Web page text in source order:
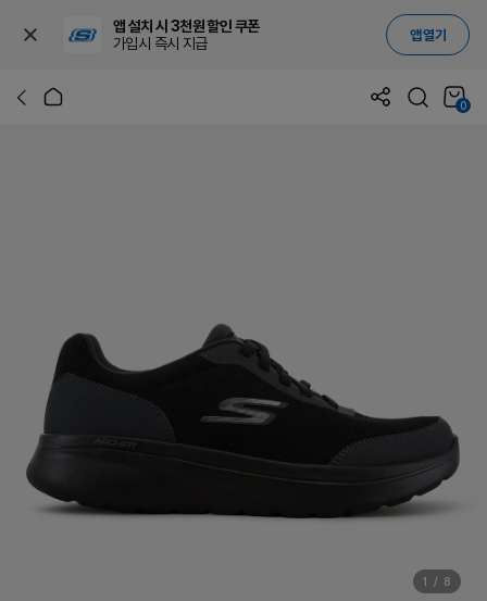
앱 설치 시 3천원 할인 쿠폰
가입시 즉시 지급
앱 열기
0
1 / 8